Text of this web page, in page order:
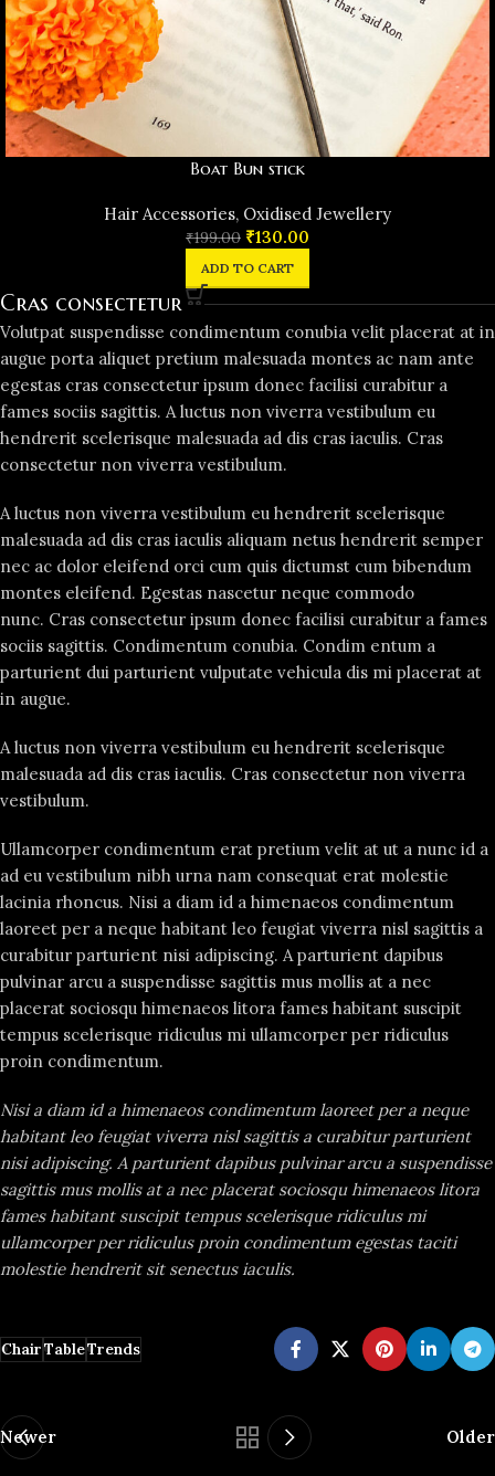
Boat Bun stick
Hair Accessories, Oxidised Jewellery
₹199.00 ₹130.00
ADD TO CART
Cras consectetur
Volutpat suspendisse condimentum conubia velit placerat at in
augue porta aliquet pretium malesuada montes ac nam ante
egestas cras consectetur ipsum donec facilisi curabitur a
fames sociis sagittis. A luctus non viverra vestibulum eu
hendrerit scelerisque malesuada ad dis cras iaculis. Cras
consectetur non viverra vestibulum.
A luctus non viverra vestibulum eu hendrerit scelerisque
malesuada ad dis cras iaculis aliquam netus hendrerit semper
nec ac dolor eleifend orci cum quis dictumst cum bibendum
montes eleifend. Egestas nascetur neque commodo
nunc. Cras consectetur ipsum donec facilisi curabitur a fames
sociis sagittis. Condimentum conubia. Condim entum a
parturient dui parturient vulputate vehicula dis mi placerat at
in augue.
A luctus non viverra vestibulum eu hendrerit scelerisque
malesuada ad dis cras iaculis. Cras consectetur non viverra
vestibulum.
Ullamcorper condimentum erat pretium velit at ut a nunc id a
ad eu vestibulum nibh urna nam consequat erat molestie
lacinia rhoncus. Nisi a diam id a himenaeos condimentum
laoreet per a neque habitant leo feugiat viverra nisl sagittis a
curabitur parturient nisi adipiscing. A parturient dapibus
pulvinar arcu a suspendisse sagittis mus mollis at a nec
placerat sociosqu himenaeos litora fames habitant suscipit
tempus scelerisque ridiculus mi ullamcorper per ridiculus
proin condimentum.
Nisi a diam id a himenaeos condimentum laoreet per a neque
habitant leo feugiat viverra nisl sagittis a curabitur parturient
nisi adipiscing. A parturient dapibus pulvinar arcu a suspendisse
sagittis mus mollis at a nec placerat sociosqu himenaeos litora
fames habitant suscipit tempus scelerisque ridiculus mi
ullamcorper per ridiculus proin condimentum egestas taciti
molestie hendrerit sit senectus iaculis.
ChairTableTrends
Newer Older